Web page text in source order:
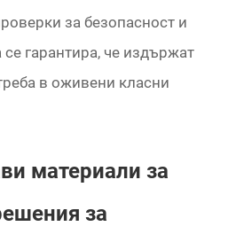
за безопасност и
гарантира, че издържат
в оживени класни
материали за
за